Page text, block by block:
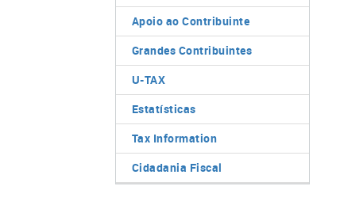
Apoio ao Contribuinte
Grandes Contribuintes
U-TAX
Estatísticas
Tax Information
Cidadania Fiscal